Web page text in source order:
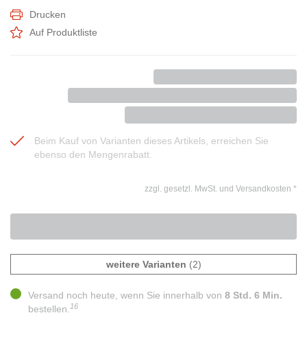
Beim Kauf von Varianten dieses Artikels, erreichen Sie
ebenso den Mengenrabatt.
Drucken
Auf Produktliste
zzgl. gesetzl. MwSt. und Versandkosten *
weitere Varianten (2)
Versand noch heute, wenn Sie innerhalb von 8 Std. 6 Min.
bestellen. 16